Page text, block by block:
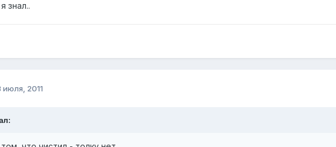
знал..
июля, 2011